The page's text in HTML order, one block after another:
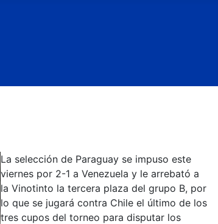
La selección de Paraguay se impuso este
viernes por 2-1 a Venezuela y le arrebató a
la Vinotinto la tercera plaza del grupo B, por
lo que se jugará contra Chile el último de los
tres cupos del torneo para disputar los